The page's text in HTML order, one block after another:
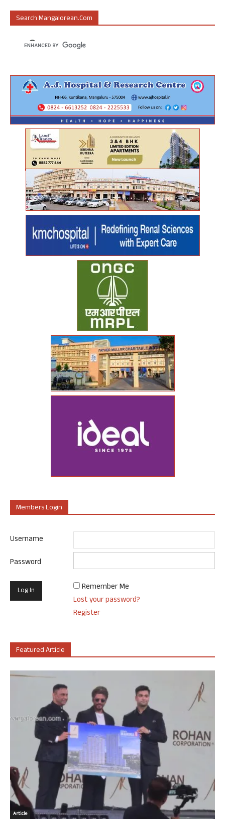
Search Mangalorean.com
Members Login
Username
Password
Remember Me
Lost your password?
Register
Featured Article
Article